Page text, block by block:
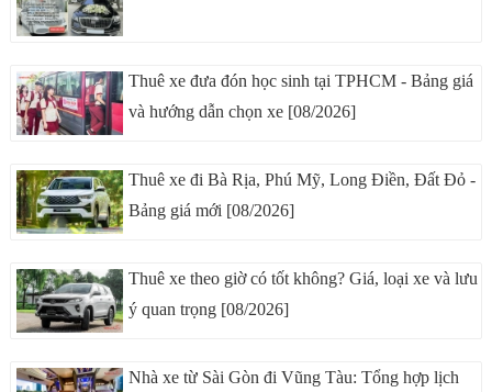
Thuê xe đưa đón học sinh tại TPHCM - Bảng giá
và hướng dẫn chọn xe [08/2026]
Thuê xe đi Bà Rịa, Phú Mỹ, Long Điền, Đất Đỏ -
Bảng giá mới [08/2026]
Thuê xe theo giờ có tốt không? Giá, loại xe và lưu
ý quan trọng [08/2026]
Nhà xe từ Sài Gòn đi Vũng Tàu: Tổng hợp lịch